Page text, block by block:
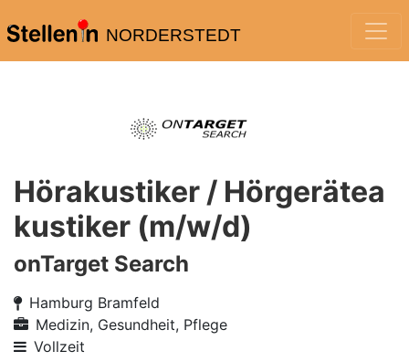
NORDERSTEDT
Hörakustiker / Hörgerätea
kustiker (m/w/d)
onTarget Search
Hamburg Bramfeld
Medizin, Gesundheit, Pflege
Vollzeit